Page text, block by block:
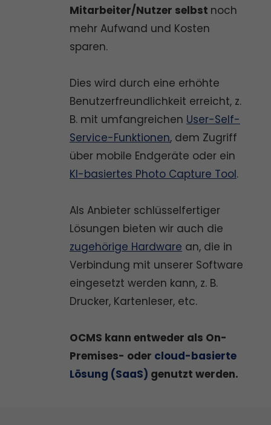
Mitarbeiter/Nutzer selbst noch
mehr Aufwand und Kosten
sparen.
Dies wird durch eine erhöhte
Benutzerfreundlichkeit erreicht, z.
B. mit umfangreichen User-Self-
Service-Funktionen, dem Zugriff
über mobile Endgeräte oder ein
KI-basiertes Photo Capture Tool.
Als Anbieter schlüsselfertiger
Lösungen bieten wir auch die
zugehörige Hardware an, die in
Verbindung mit unserer Software
eingesetzt werden kann, z. B.
Drucker, Kartenleser, etc.
OCMS kann entweder als On-
Premises- oder cloud-basierte
Lösung (SaaS) genutzt werden.